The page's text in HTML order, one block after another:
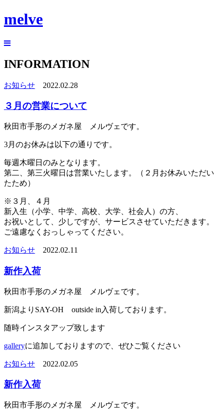
melve
INFORMATION
お知らせ 2022.02.28
３月の営業について
秋田市手形のメガネ屋 メルヴェです。
3月のお休みは以下の通りです。
毎週木曜日のみとなります。
第二、第三火曜日は営業いたします。（２月お休みいただい
たため）
※３月、４月
新入生（小学、中学、高校、大学、社会人）の方、
お祝いとして、少しですが、サービスさせていただきます。
ご遠慮なくおっしゃってください。
お知らせ 2022.02.11
新作入荷
秋田市手形のメガネ屋 メルヴェです。
新潟よりSAY-OH outside in入荷しております。
随時インスタアップ致します
galleryに追加しておりますので、ぜひご覧ください
お知らせ 2022.02.05
新作入荷
秋田市手形のメガネ屋 メルヴェです。